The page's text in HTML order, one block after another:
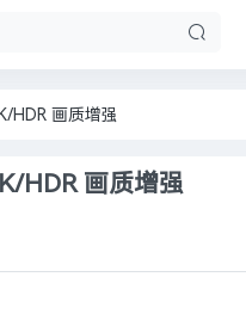
HDR 画质增强
HDR 画质增强